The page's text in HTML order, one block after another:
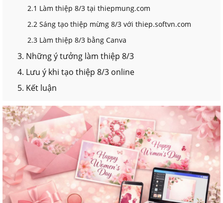
2.1 Làm thiệp 8/3 tại thiepmung.com
2.2 Sáng tạo thiệp mừng 8/3 với thiep.softvn.com
2.3 Làm thiệp 8/3 bằng Canva
3. Những ý tưởng làm thiệp 8/3
4. Lưu ý khi tạo thiệp 8/3 online
5. Kết luận